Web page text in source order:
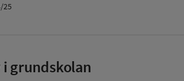
25
grundskolan